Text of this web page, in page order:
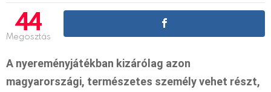
44
Megosztás
A nyereményjátékban kizárólag azon
magyarországi, természetes személy vehet részt,